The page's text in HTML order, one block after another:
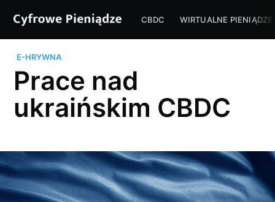
CBDC WIRTUALNE PIENIĄDZE
E-HRYWNA
Prace nad
ukraińskim CBDC